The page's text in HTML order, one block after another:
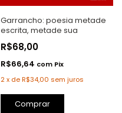
Garrancho: poesia metade
escrita, metade sua
R$68,00
R$66,64 com Pix
2 x deR$34,00 sem juros
Comprar